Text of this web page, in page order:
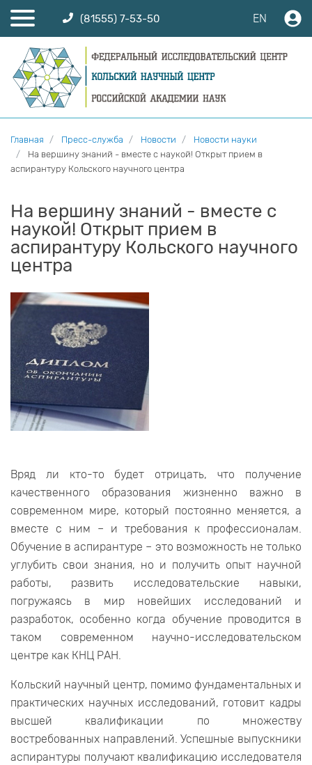
(81555) 7-53-50 EN
Главная Пресс-служба Новости
Новости науки
На вершину знаний - вместе с наукой! Открыт прием в
аспирантуру Кольского научного центра
На вершину знаний - вместе с
наукой! Открыт прием в
аспирантуру Кольского научного
центра
Вряд ли кто-то будет отрицать, что получение
качественного образования жизненно важно в
современном мире, который постоянно меняется, а
вместе с ним – и требования к профессионалам.
Обучение в аспирантуре – это возможность не только
углубить свои знания, но и получить опыт научной
работы, развить исследовательские навыки,
погружаясь в мир новейших исследований и
разработок, особенно когда обучение проводится в
таком современном научно-исследовательском
центре как КНЦ РАН.
Кольский научный центр, помимо фундаментальных и
практических научных исследований, готовит кадры
высшей квалификации по множеству
востребованных направлений. Успешные выпускники
аспирантуры получают квалификацию исследователя